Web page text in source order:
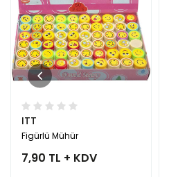
ITT
Figürlü Mühür
7,90 TL + KDV